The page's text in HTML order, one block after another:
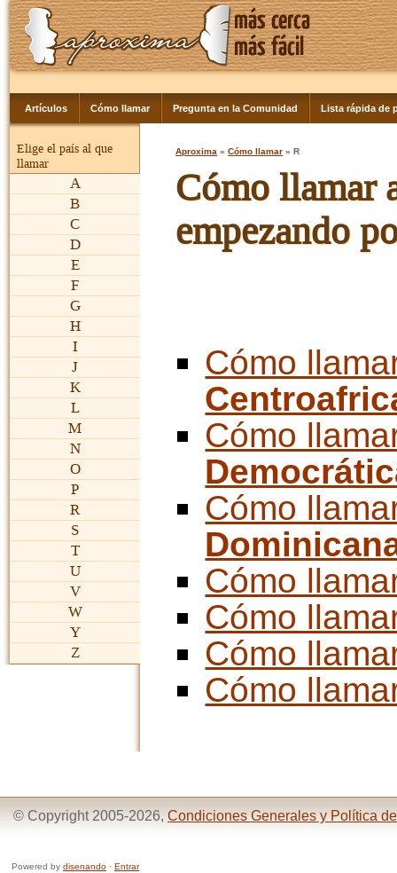
Artículos Cómo llamar Pregunta en la Comunidad Lista rápida de
Elige el país al que
llamar
A
B
C
D
E
F
G
H
I
J
K
L
M
N
O
P
R
S
T
U
V
W
Y
Z
Aproxima »Cómo llamar » R
Cómo llamar
empezando
Cómo
Cómo
Cómo
Cómo
Cómo
Cómo
Cómo
© Copyright 2005-2026, Condiciones Generales y Política
Powered by disenando · Entrar